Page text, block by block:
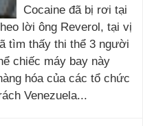
Cocaine đã bị rơi tại
lời ông Reverol, tại vị
tìm thấy thi thể 3 người
chiếc máy bay này
hóa của các tổ chức
Venezuela...